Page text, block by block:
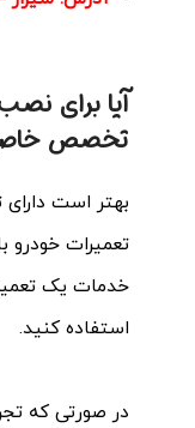
تخصص
بهتر است
تعمیرات خودرو
خدمات یک
استفاده کنید.
در صورتی که